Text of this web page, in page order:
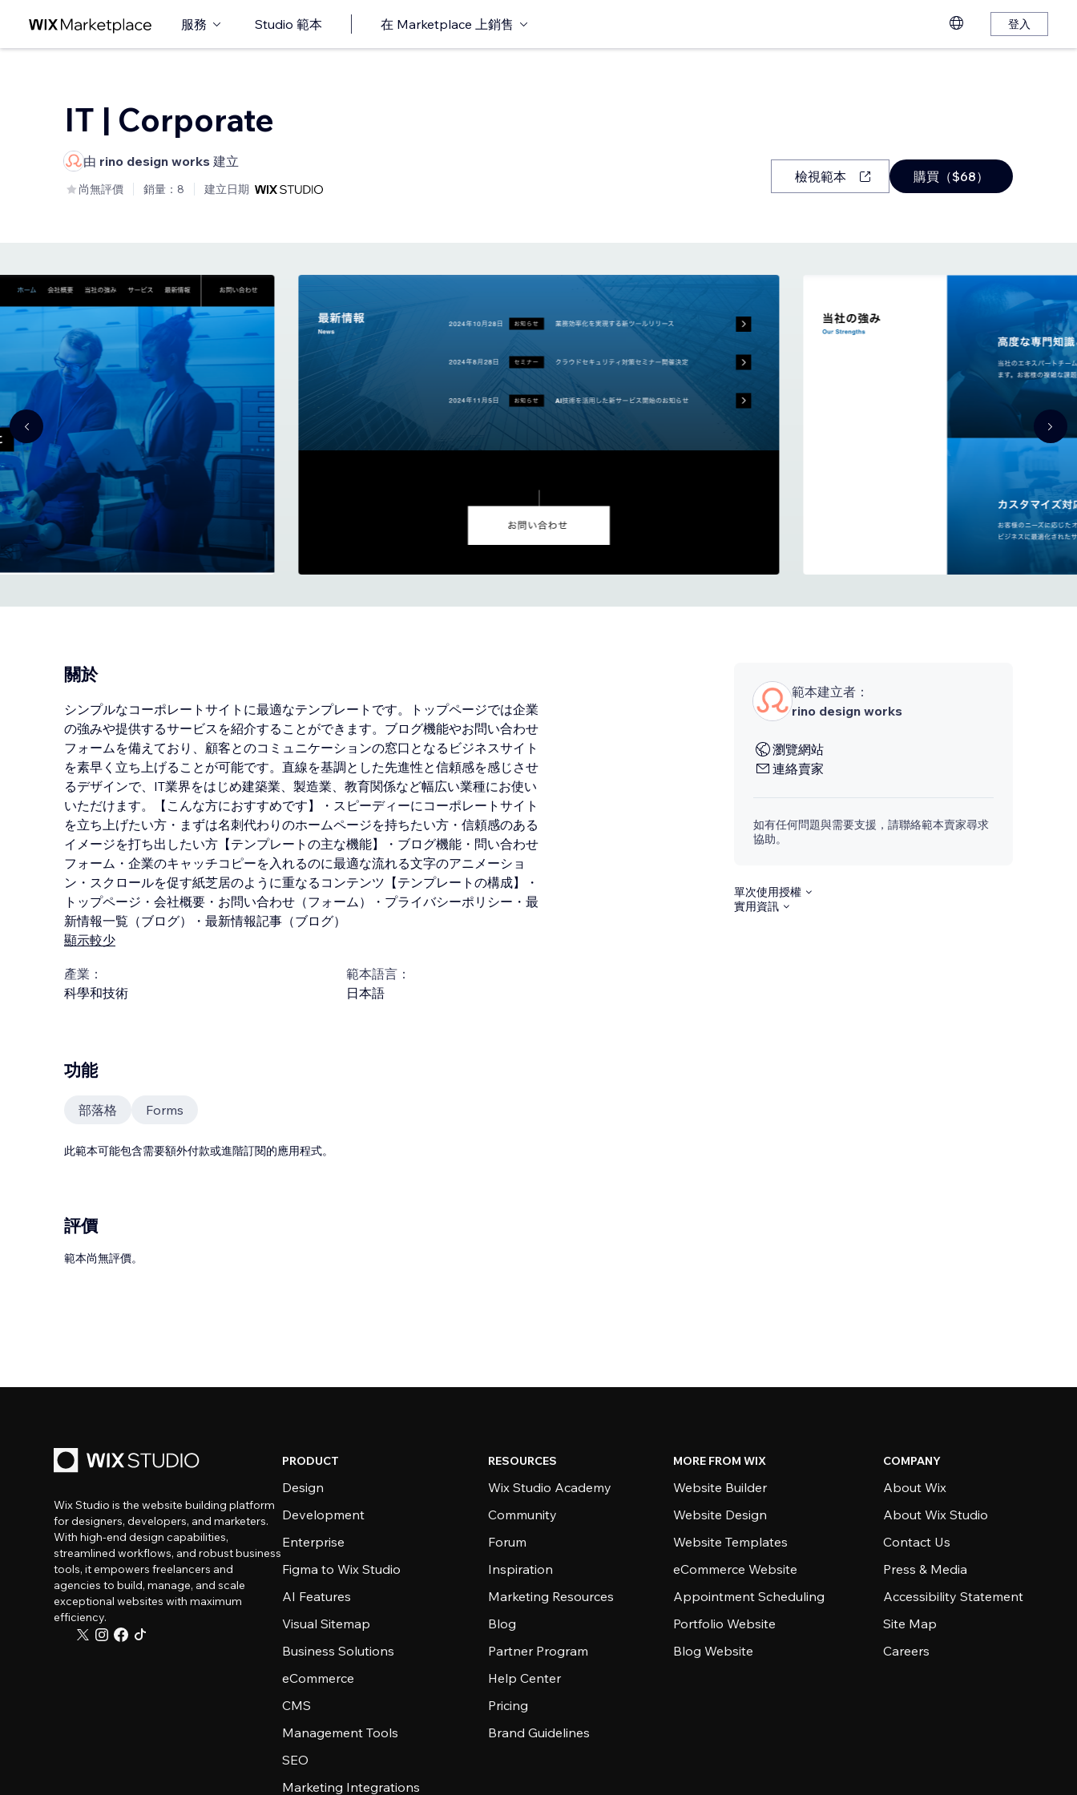
服務 Studio 範本 在 Marketplace 上銷售 登入
IT | Corporate
由 rino design works 建立
尚無評價 銷量：8 建立日期
檢視範本 購買（$68）
關於
シンプルなコーポレートサイトに最適なテンプレートです。トップページでは企業
の強みや提供するサービスを紹介することができます。ブログ機能やお問い合わせ
フォームを備えており、顧客とのコミュニケーションの窓口となるビジネスサイト
を素早く立ち上げることが可能です。直線を基調とした先進性と信頼感を感じさせ
るデザインで、IT業界をはじめ建築業、製造業、教育関係など幅広い業種にお使い
いただけます。【こんな方におすすめです】・スピーディーにコーポレートサイト
を立ち上げたい方・まずは名刺代わりのホームページを持ちたい方・信頼感のある
イメージを打ち出したい方【テンプレートの主な機能】・ブログ機能・問い合わせ
フォーム・企業のキャッチコピーを入れるのに最適な流れる文字のアニメーショ
ン・スクロールを促す紙芝居のように重なるコンテンツ【テンプレートの構成】・
トップページ・会社概要・お問い合わせ（フォーム）・プライバシーポリシー・最
新情報一覧（ブログ）・最新情報記事（ブログ）
顯示較少
產業：
科學和技術
範本語言：
日本語
範本建立者：
rino design works
瀏覽網站
連絡賣家
如有任何問題與需要支援，請聯絡範本賣家尋求
協助。
單次使用授權
實用資訊
功能
部落格 Forms
此範本可能包含需要額外付款或進階訂閱的應用程式。
評價
範本尚無評價。
Wix Studio is the website building platform
for designers, developers, and marketers.
With high-end design capabilities,
streamlined workflows, and robust business
tools, it empowers freelancers and
agencies to build, manage, and scale
exceptional websites with maximum
efficiency.
PRODUCT
Design
Development
Enterprise
Figma to Wix Studio
AI Features
Visual Sitemap
Business Solutions
eCommerce
CMS
Management Tools
SEO
Marketing Integrations
RESOURCES
Wix Studio Academy
Community
Forum
Inspiration
Marketing Resources
Blog
Partner Program
Help Center
Pricing
Brand Guidelines
MORE FROM WIX
Website Builder
Website Design
Website Templates
eCommerce Website
Appointment Scheduling
Portfolio Website
Blog Website
COMPANY
About Wix
About Wix Studio
Contact Us
Press & Media
Accessibility Statement
Site Map
Careers